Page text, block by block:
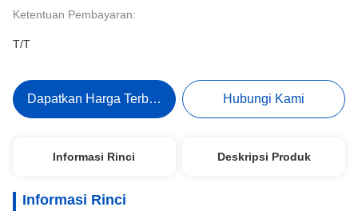
Ketentuan Pembayaran:
T/T
Dapatkan Harga Terbaik Hubungi Kami
Informasi Rinci Deskripsi Produk
Informasi Rinci